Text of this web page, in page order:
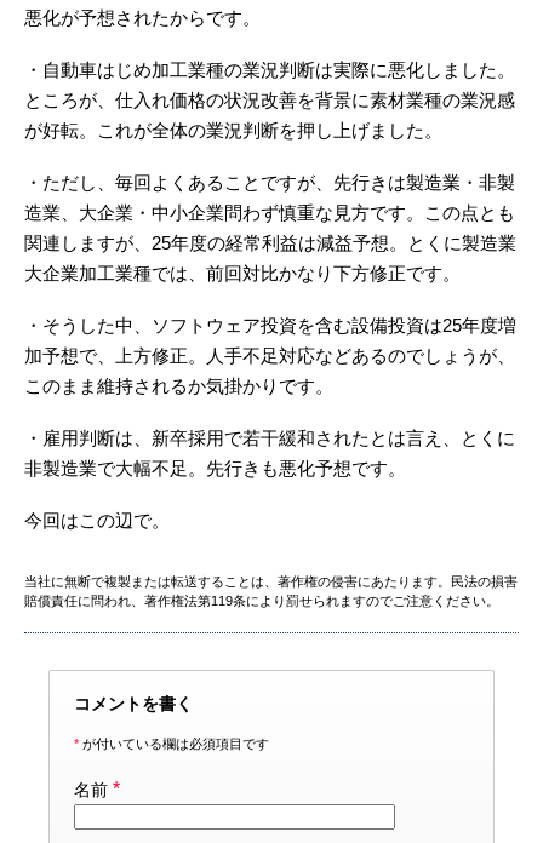
悪化が予想されたからです。
・自動車はじめ加工業種の業況判断は実際に悪化しました。
ところが、仕入れ価格の状況改善を背景に素材業種の業況感
が好転。これが全体の業況判断を押し上げました。
・ただし、毎回よくあることですが、先行きは製造業・非製
造業、大企業・中小企業問わず慎重な見方です。この点とも
関連しますが、25年度の経常利益は減益予想。とくに製造業
大企業加工業種では、前回対比かなり下方修正です。
・そうした中、ソフトウェア投資を含む設備投資は25年度増
加予想で、上方修正。人手不足対応などあるのでしょうが、
このまま維持されるか気掛かりです。
・雇用判断は、新卒採用で若干緩和されたとは言え、とくに
非製造業で大幅不足。先行きも悪化予想です。
今回はこの辺で。
当社に無断で複製または転送することは、著作権の侵害にあたります。民法の損害
賠償責任に問われ、著作権法第119条により罰せられますのでご注意ください。
コメントを書く
* が付いている欄は必須項目です
名前 *